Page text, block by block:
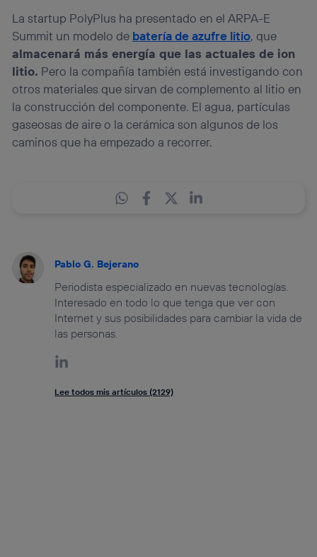
La startup PolyPlus ha presentado en el ARPA-E
Summit un modelo de batería de azufre litio, que
almacenará más energía que las actuales de ion
litio. Pero la compañía también está investigando con
otros materiales que sirvan de complemento al litio en
la construcción del componente. El agua, partículas
gaseosas de aire o la cerámica son algunos de los
caminos que ha empezado a recorrer.
Pablo G. Bejerano
Periodista especializado en nuevas tecnologías.
Interesado en todo lo que tenga que ver con
Internet y sus posibilidades para cambiar la vida de
las personas.
Lee todos mis artículos (2129)